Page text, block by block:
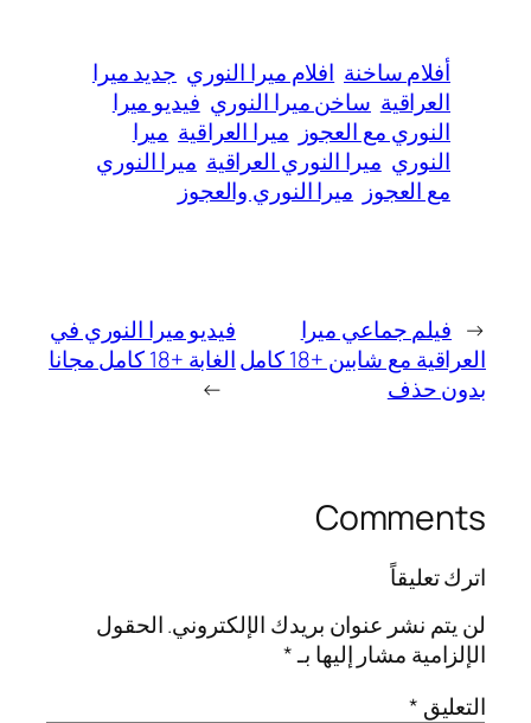
أفلام ساخنة افلام ميرا النوري جديد ميرا
العراقية ساخن ميرا النوري فيديو ميرا
النوري مع العجوز ميرا العراقية ميرا
النوري ميرا النوري العراقية ميرا النوري
مع العجوز ميرا النوري والعجوز
← فيلم جماعي ميرا
العراقية مع شابين +18 كامل
بدون حذف
فيديو ميرا النوري في
الغابة +18 كامل مجانا
→
Comments
اترك تعليقاً
لن يتم نشر عنوان بريدك الإلكتروني.الحقول
الإلزامية مشار إليها بـ*
التعليق *